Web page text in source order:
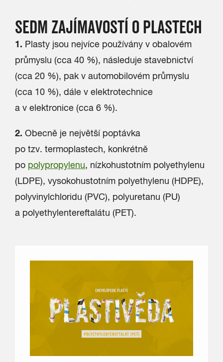
SEDM ZAJÍMAVOSTÍ O PLASTECH
1. Plasty jsou nejvíce používány v obalovém
průmyslu (cca 40 %), následuje stavebnictví
(cca 20 %), pak v automobilovém průmyslu
(cca 10 %), dále v elektrotechnice
a v elektronice (cca 6 %).
2. Obecně je největší poptávka
po tzv. termoplastech, konkrétně
po polypropylenu, nízkohustotním polyethylenu
(LDPE), vysokohustotním polyethylenu (HDPE),
polyvinylchloridu (PVC), polyuretanu (PU)
a polyethylentereftalátu (PET).